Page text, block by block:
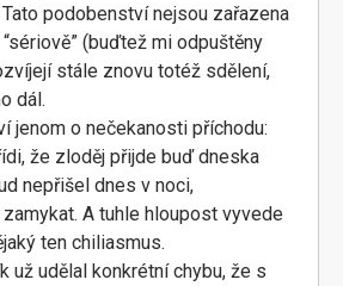
podobenství nejsou zařazena
“sériově” (buďtež mi odpuštěny
stále znovu totéž sdělení,
dál.
jenom o nečekanosti příchodu:
že zloděj přijde buď dneska
nepřišel dnes v noci,
A tuhle hloupost vyvede
ten chiliasmus.
už udělal konkrétní chybu, že s